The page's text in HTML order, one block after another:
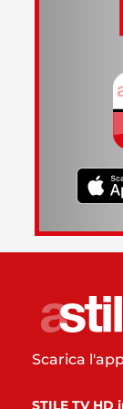
Scarica
STILE TV HD